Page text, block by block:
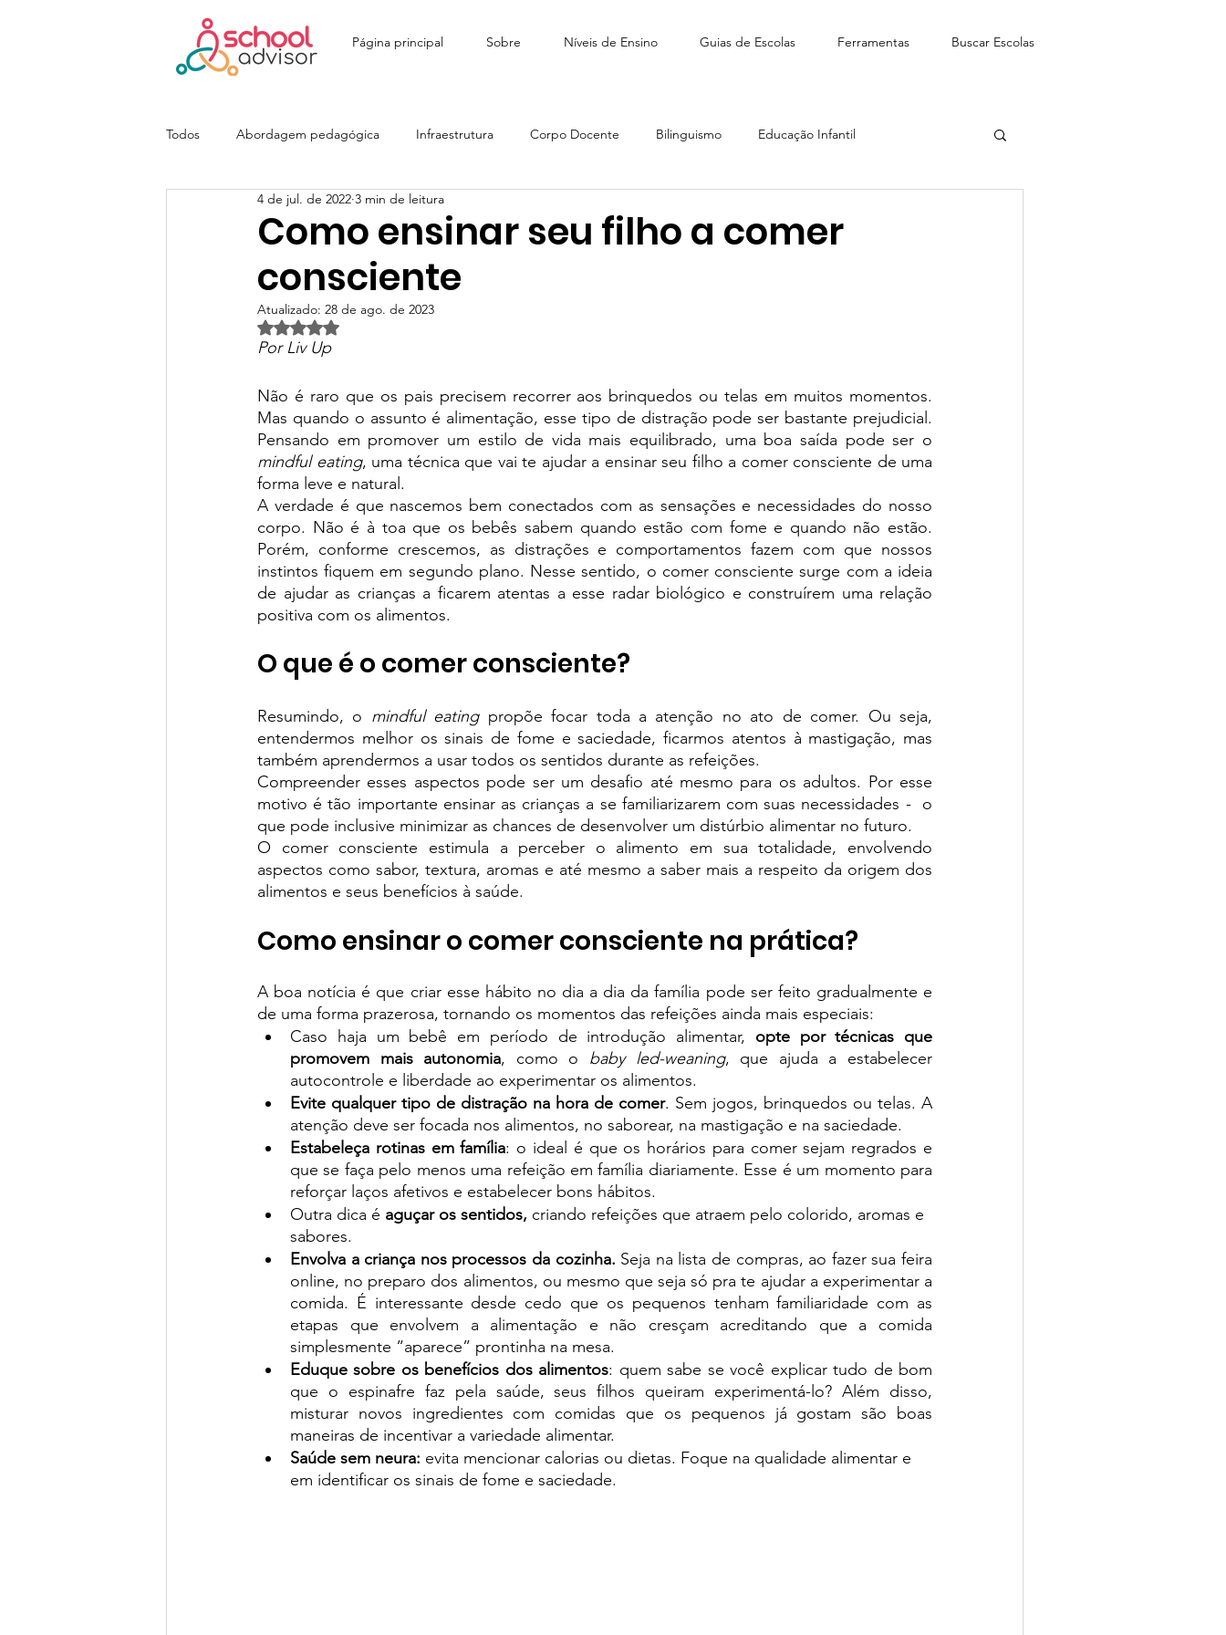
Página principal Sobre Níveis de Ensino Guias de Escolas Ferramentas Buscar Escolas
Todos Abordagem pedagógica Infraestrutura Corpo Docente Bilinguismo Educação Infantil
Ensino Fundamental Ensino Médio
Colégio João Paulo I - JOPA Escola Stagium | SchoolAdvisor
Colégio Itatiaia | SchoolAdvisor
Green Book School | SchoolAdvisor Colégio Augusto Laranja Rainha da Paz | SchoolAdvisor
Colégio BIS | SchoolAdvisor Aubrick Escola | SchoolAdvisor Kindy Escola Americana Colégio CPV | SchoolAdvisor
St. Nicholas School Escola Eduque | SchoolAdvisor Escola AB Sabin | SchoolAdvisor
Escola Lumiar | SchoolAdvisor
Como ensinar seu filho a comer
consciente
4 de jul. de 2022 3 min de leitura
Atualizado: 28 de ago. de 2023
Avaliado com NaN de 5 estrelas.
Por Liv Up
Não é raro que os pais precisem recorrer aos brinquedos ou telas em muitos momentos.
Mas quando o assunto é alimentação, esse tipo de distração pode ser bastante prejudicial.
mindful eating, uma técnica que vai te ajudar a ensinar seu filho a comer consciente de uma
forma leve e natural.
A verdade é que nascemos bem conectados com as sensações e necessidades do nosso
corpo. Não é à toa que os bebês sabem quando estão com fome e quando não estão.
Porém, conforme crescemos, as distrações e comportamentos fazem com que nossos
instintos fiquem em segundo plano. Nesse sentido, o comer consciente surge com a ideia
de ajudar as crianças a ficarem atentas a esse radar biológico e construírem uma relação
positiva com os alimentos.
O que é o comer consciente?
Resumindo, o mindful eating propõe focar toda a atenção no ato de comer. Ou seja,
entendermos melhor os sinais de fome e saciedade, ficarmos atentos à mastigação, mas
também aprendermos a usar todos os sentidos durante as refeições.
Compreender esses aspectos pode ser um desafio até mesmo para os adultos. Por esse
motivo é tão importante ensinar as crianças a se familiarizarem com suas necessidades -  o
que pode inclusive minimizar as chances de desenvolver um distúrbio alimentar no futuro.
O comer consciente estimula a perceber o alimento em sua totalidade, envolvendo
aspectos como sabor, textura, aromas e até mesmo a saber mais a respeito da origem dos
alimentos e seus benefícios à saúde.
Como ensinar o comer consciente na prática?
A boa notícia é que criar esse hábito no dia a dia da família pode ser feito gradualmente e
de uma forma prazerosa, tornando os momentos das refeições ainda mais especiais:
Caso haja um bebê em período de introdução alimentar, opte por técnicas que
promovem mais autonomia, como o baby led-weaning, que ajuda a estabelecer
autocontrole e liberdade ao experimentar os alimentos.
Evite qualquer tipo de distração na hora de comer. Sem jogos, brinquedos ou telas. A
atenção deve ser focada nos alimentos, no saborear, na mastigação e na saciedade.
Estabeleça rotinas em família: o ideal é que os horários para comer sejam regrados e
que se faça pelo menos uma refeição em família diariamente. Esse é um momento para
reforçar laços afetivos e estabelecer bons hábitos.
Outra dica é aguçar os sentidos, criando refeições que atraem pelo colorido, aromas e
sabores.
Envolva a criança nos processos da cozinha. Seja na lista de compras, ao fazer sua feira
online, no preparo dos alimentos, ou mesmo que seja só pra te ajudar a experimentar a
comida. É interessante desde cedo que os pequenos tenham familiaridade com as
etapas que envolvem a alimentação e não cresçam acreditando que a comida
simplesmente “aparece” prontinha na mesa.
Eduque sobre os benefícios dos alimentos: quem sabe se você explicar tudo de bom
que o espinafre faz pela saúde, seus filhos queiram experimentá-lo? Além disso,
misturar novos ingredientes com comidas que os pequenos já gostam são boas
maneiras de incentivar a variedade alimentar.
Saúde sem neura: evita mencionar calorias ou dietas. Foque na qualidade alimentar e
em identificar os sinais de fome e saciedade.